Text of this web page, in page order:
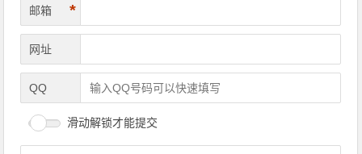
邮箱 *
网址
QQ
滑动解锁才能提交